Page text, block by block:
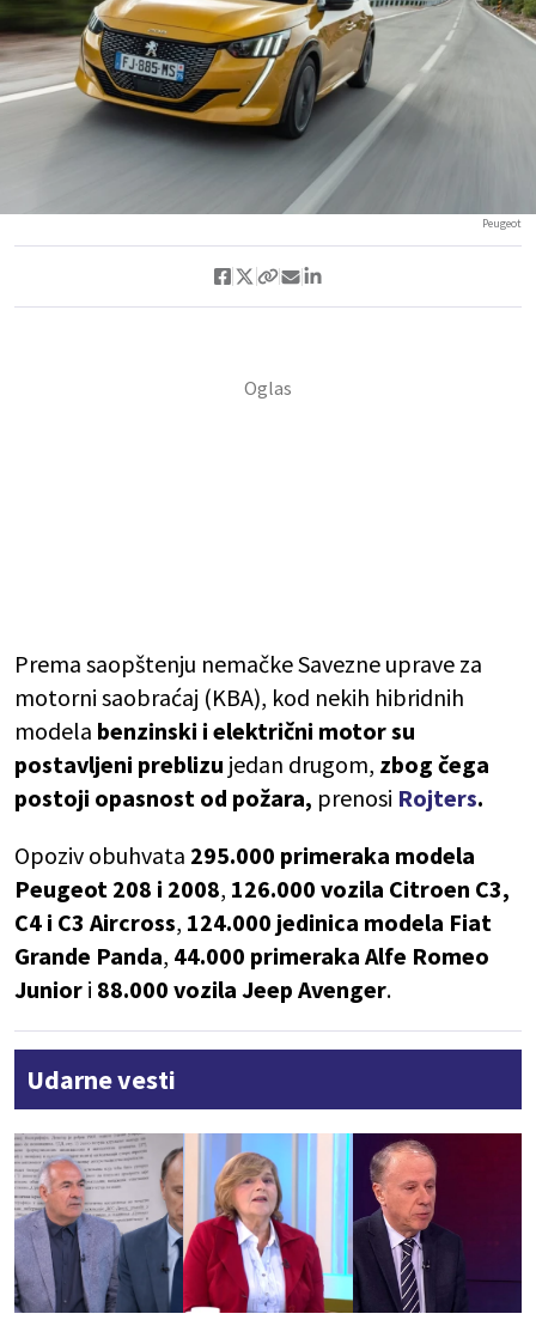
Peugeot
Prema saopštenju nemačke Savezne uprave za
motorni saobraćaj (KBA), kod nekih hibridnih
modela benzinski i električni motor su
postavljeni preblizu jedan drugom, zbog čega
postoji opasnost od požara, prenosi Rojters.
Opoziv obuhvata 295.000 primeraka modela
Peugeot 208 i 2008, 126.000 vozila Citroen C3,
C4 i C3 Aircross, 124.000 jedinica modela Fiat
Grande Panda, 44.000 primeraka Alfe Romeo
Junior i 88.000 vozila Jeep Avenger.
Udarne vesti